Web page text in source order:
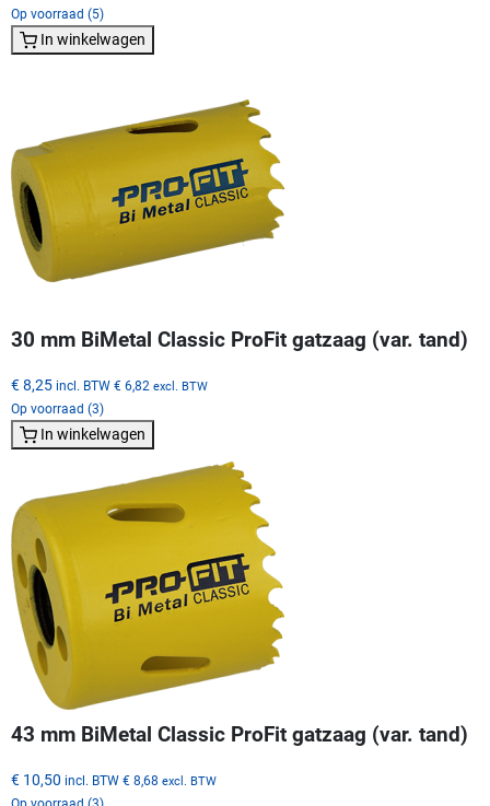
Op voorraad (5)
In winkelwagen
30 mm BiMetal Classic ProFit gatzaag (var. tand)
€ 8,25 incl. BTW € 6,82 excl. BTW
Op voorraad (3)
In winkelwagen
43 mm BiMetal Classic ProFit gatzaag (var. tand)
€ 10,50 incl. BTW € 8,68 excl. BTW